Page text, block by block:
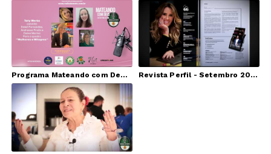
Programa Mateando com Deus - ''Quadro Mulheres e Milagres'' Revista Perfil - Setembro 2023 - Karla Cimed